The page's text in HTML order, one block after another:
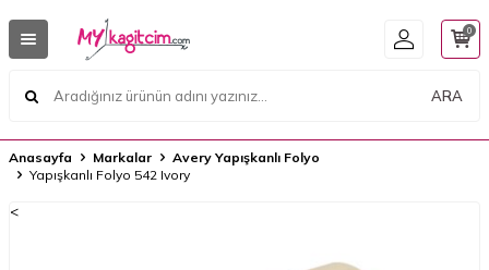
ARA
0
Anasayfa Markalar
Avery Yapışkanlı Folyo
Yapışkanlı Folyo 542 Ivory
<